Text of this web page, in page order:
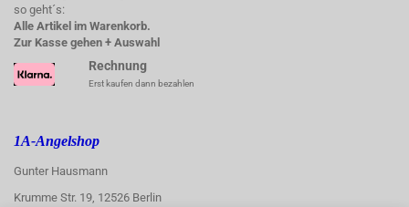
so geht´s:
Alle Artikel im Warenkorb.
Zur Kasse gehen + Auswahl
Rechnung
Erst kaufen dann bezahlen
1A-Angelshop
Gunter Hausmann
Krumme Str. 19, 12526 Berlin